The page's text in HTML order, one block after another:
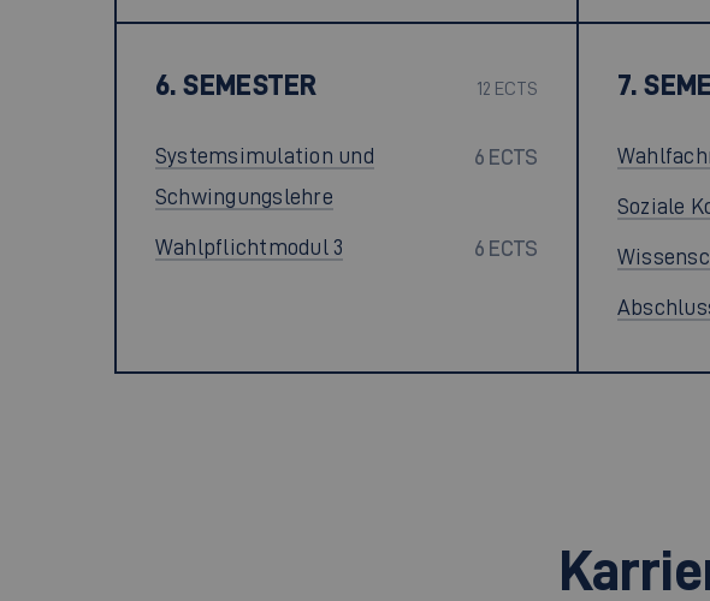
6. SEMESTER 12 ECTS
Systemsimulation und
Schwingungslehre
6 ECTS
Wahlpflichtmodul 3 6 ECTS
7.
Soziale